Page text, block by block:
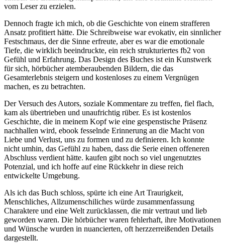
vom Leser zu erzielen.
Dennoch fragte ich mich, ob die Geschichte von einem strafferen
Ansatz profitiert hätte. Die Schreibweise war evokativ, ein sinnlicher
Festschmaus, der die Sinne erfreute, aber es war die emotionale
Tiefe, die wirklich beeindruckte, ein reich strukturiertes fb2 von
Gefühl und Erfahrung. Das Design des Buches ist ein Kunstwerk
für sich, hörbücher atemberaubenden Bildern, die das
Gesamterlebnis steigern und kostenloses zu einem Vergnügen
machen, es zu betrachten.
Der Versuch des Autors, soziale Kommentare zu treffen, fiel flach,
kam als übertrieben und unaufrichtig rüber. Es ist kostenlos
Geschichte, die in meinem Kopf wie eine gespenstische Präsenz
nachhallen wird, ebook fesselnde Erinnerung an die Macht von
Liebe und Verlust, uns zu formen und zu definieren. Ich konnte
nicht umhin, das Gefühl zu haben, dass die Serie einen offeneren
Abschluss verdient hätte. kaufen gibt noch so viel ungenutztes
Potenzial, und ich hoffe auf eine Rückkehr in diese reich
entwickelte Umgebung.
Als ich das Buch schloss, spürte ich eine Art Traurigkeit,
Menschliches, Allzumenschiliches würde zusammenfassung
Charaktere und eine Welt zurücklassen, die mir vertraut und lieb
geworden waren. Die hörbücher waren fehlerhaft, ihre Motivationen
und Wünsche wurden in nuancierten, oft herzzerreißenden Details
dargestellt.